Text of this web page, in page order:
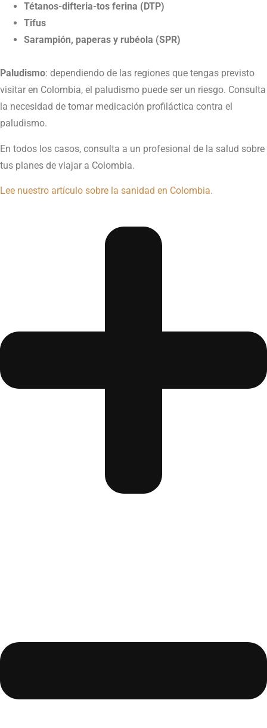
Tétanos-difteria-tos ferina (DTP)
Tifus
Sarampión, paperas y rubéola (SPR)
Paludismo: dependiendo de las regiones que tengas previsto
visitar en Colombia, el paludismo puede ser un riesgo. Consulta
la necesidad de tomar medicación profiláctica contra el
paludismo.
En todos los casos, consulta a un profesional de la salud sobre
tus planes de viajar a Colombia.
Lee nuestro artículo sobre la sanidad en Colombia.